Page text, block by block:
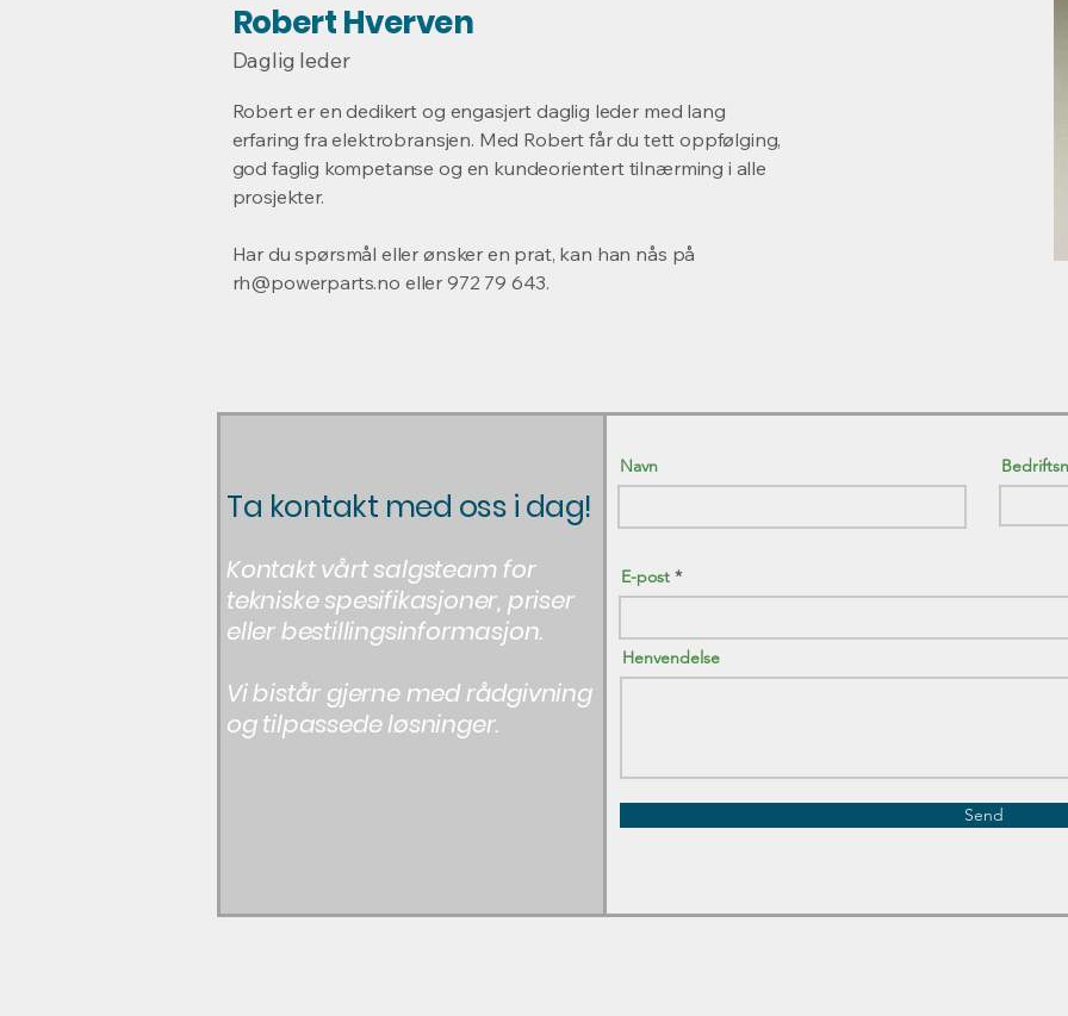
Robert Hverven
Daglig leder
Robert er en dedikert og engasjert daglig leder med lang
erfaring fra elektrobransjen. Med Robert får du tett oppfølging,
god faglig kompetanse og en kundeorientert tilnærming i alle
prosjekter.
Har du spørsmål eller ønsker en prat, kan han nås på
rh@powerparts.no eller 972 79 643.
Ta kontakt med oss i dag!
Kontakt vårt salgsteam for
tekniske spesifikasjoner, priser
eller bestillingsinformasjon.
Vi bistår gjerne med rådgivning
og tilpassede løsninger.
Navn
E-post
Henvendelse
Send